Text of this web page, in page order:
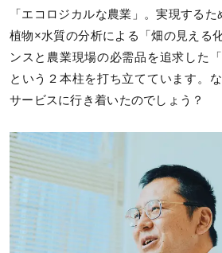
「エコロジカルな農業」。実現する
植物×水質の分析による「畑の見える
ンスと農業現場の必需品を追求した
という２本柱を打ち立てています。
サービスに行き着いたのでしょう？